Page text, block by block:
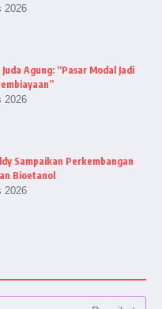
2026
Agung: “Pasar Modal Jadi
2026
Sampaikan Perkembangan
Bioetanol
2026